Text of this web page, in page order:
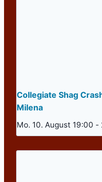
Collegiate Shag
Milena
Mo. 10. August 19:00 -